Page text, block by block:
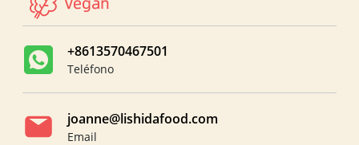
+8613570467501
Teléfono
joanne@lishidafood.com
Email